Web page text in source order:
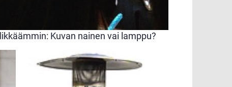
Kuvan nainen vai lamppu?